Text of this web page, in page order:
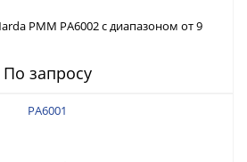
PMM PA6002 с диапазоном от 9
По запросу
PA6001